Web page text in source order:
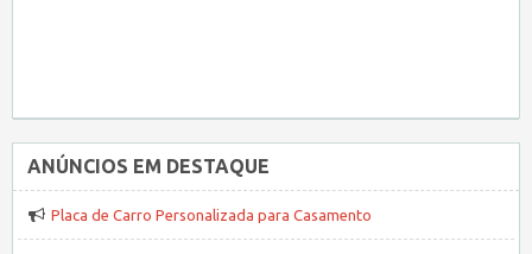
ANÚNCIOS EM DESTAQUE
Placa de Carro Personalizada para Casamento